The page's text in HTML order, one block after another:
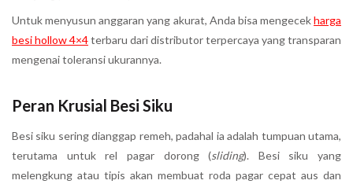
Untuk menyusun anggaran yang akurat, Anda bisa mengecekharga
besi hollow 4×4terbaru dari distributor terpercaya yang transparan
mengenai toleransi ukurannya.
Peran Krusial Besi Siku
Besi siku sering dianggap remeh, padahal ia adalah tumpuan utama,
terutama untuk rel pagar dorong (sliding). Besi siku yang
melengkung atau tipis akan membuat roda pagar cepat aus dan